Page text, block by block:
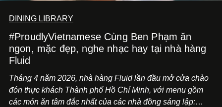
DINING LIBRARY
#ProudlyVietnamese Cùng Ben Phạm ăn
ngon, mặc đẹp, nghe nhạc hay tại nhà hàng
Fluid
Tháng 4 năm 2026, nhà hàng Fluid lần đầu mở cửa chào
đón thực khách Thành phố Hồ Chí Minh, với menu gồm
các món ăn tâm đắc nhất của các nhà đồng sáng lập: